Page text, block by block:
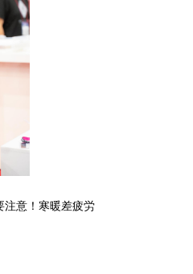
注意！寒暖差疲労